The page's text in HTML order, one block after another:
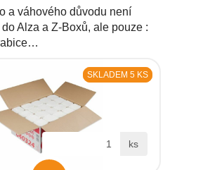
a váhového důvodu není
Alza a Z-Boxů, ale pouze :
SKLADEM 5 KS
ks